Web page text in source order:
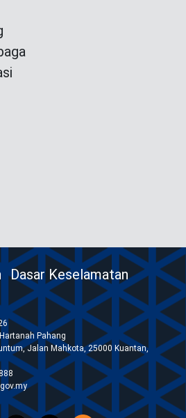
Dasar Keselamatan
Pahang
Jalan Mahkota, 25000 Kuantan,